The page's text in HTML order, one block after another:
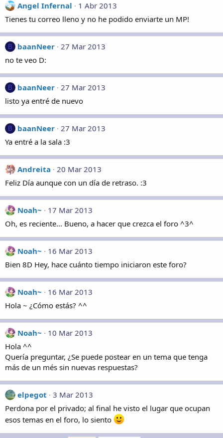
Angel Infernal
1 Abr 2013
Tienes tu correo lleno y no he podido enviarte un MP!
B baanNeer 27 Mar 2013
no te veo D:
B baanNeer 27 Mar 2013
listo ya entré de nuevo
B baanNeer 27 Mar 2013
Ya entré a la sala :3
Andreita
20 Mar 2013
Feliz Día aunque con un día de retraso. :3
Noah~
17 Mar 2013
Oh, es reciente... Bueno, a hacer que crezca el foro ^3^
Noah~
16 Mar 2013
Bien 8D Hey, hace cuánto tiempo iniciaron este foro?
Noah~
16 Mar 2013
Hola ~ ¿Cómo estás? ^^
Noah~
10 Mar 2013
Hola ^^
Quería preguntar, ¿Se puede postear en un tema que tenga
más de un més sin nuevas respuestas?
elpegot
3 Mar 2013
Perdona por el privado; al final he visto el lugar que ocupan
esos temas en el foro, lo siento